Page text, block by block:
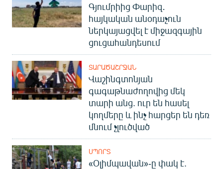
Գյումրիից Փարիզ․
հայկական անօդաչուն
ներկայացվել է միջազգային
ցուցահանդեսում
ՏԱՐԱԾԱՇՐՋԱՆ
Վաշինգտոնյան
գագաթնաժողովից մեկ
տարի անց. ուր են հասել
կողմերը և ինչ հարցեր են դեռ
մնում չլուծված
ՍՊՈՐՏ
«Օլիմպավան»-ը փակ է.